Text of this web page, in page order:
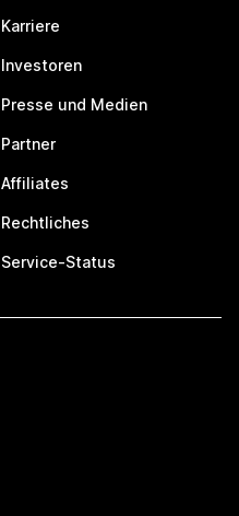
Karriere
Investoren
Presse und Medien
Partner
Affiliates
Rechtliches
Service-Status